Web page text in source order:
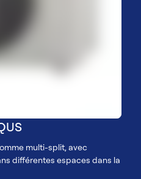
multi-split, avec
différentes espaces dans la